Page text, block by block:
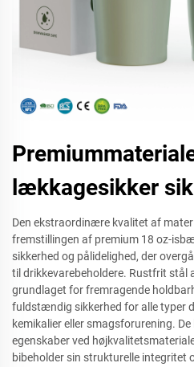
lækkagesikker
Den ekstraordinære kvalitet af
fremstillingen af premium 18 oz-
sikkerhed og pålidelighed, der
til drikkevarebeholdere. Rustfrit stål
grundlaget for fremragende
fuldstændig sikkerhed for alle typer
kemikalier eller smagsforurening.
egenskaber ved
bibeholder sin strukturelle